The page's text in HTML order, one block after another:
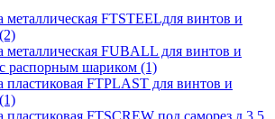
металлическая FTSTEELдля винтов и
(2)
металлическая FUBALL для винтов и
распорным шариком (1)
пластиковая FTPLAST для винтов и
(1)
пластиковая FTSCREW под саморез д.3,5